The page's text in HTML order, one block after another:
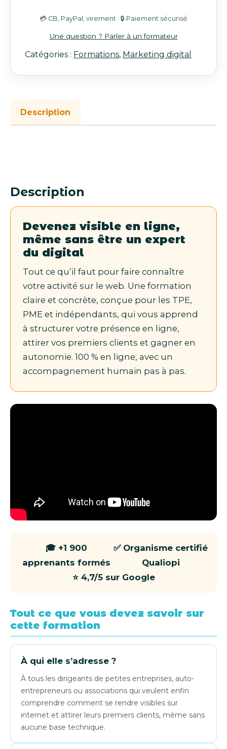
communication
web
professionnel
💳 CB, PayPal, virement · 🔒 Paiement sécurisé
Une question ? Parler à un formateur
Catégories : Formations, Marketing digital
Description
Description
Devenez visible en ligne,
même sans être un expert
du digital
Tout ce qu’il faut pour faire connaître
votre activité sur le web. Une formation
claire et concrète, conçue pour les TPE,
PME et indépendants, qui vous apprend
à structurer votre présence en ligne,
attirer vos premiers clients et gagner en
autonomie. 100 % en ligne, avec un
accompagnement humain pas à pas.
🎓 +1 900
apprenants formés
✅ Organisme certifié
Qualiopi
⭐ 4,7/5 sur Google
Tout ce que vous devez savoir sur
cette formation
À qui elle s’adresse ?
À tous les dirigeants de petites entreprises, auto-
entrepreneurs ou associations qui veulent enfin
comprendre comment se rendre visibles sur
internet et attirer leurs premiers clients, même sans
aucune base technique.